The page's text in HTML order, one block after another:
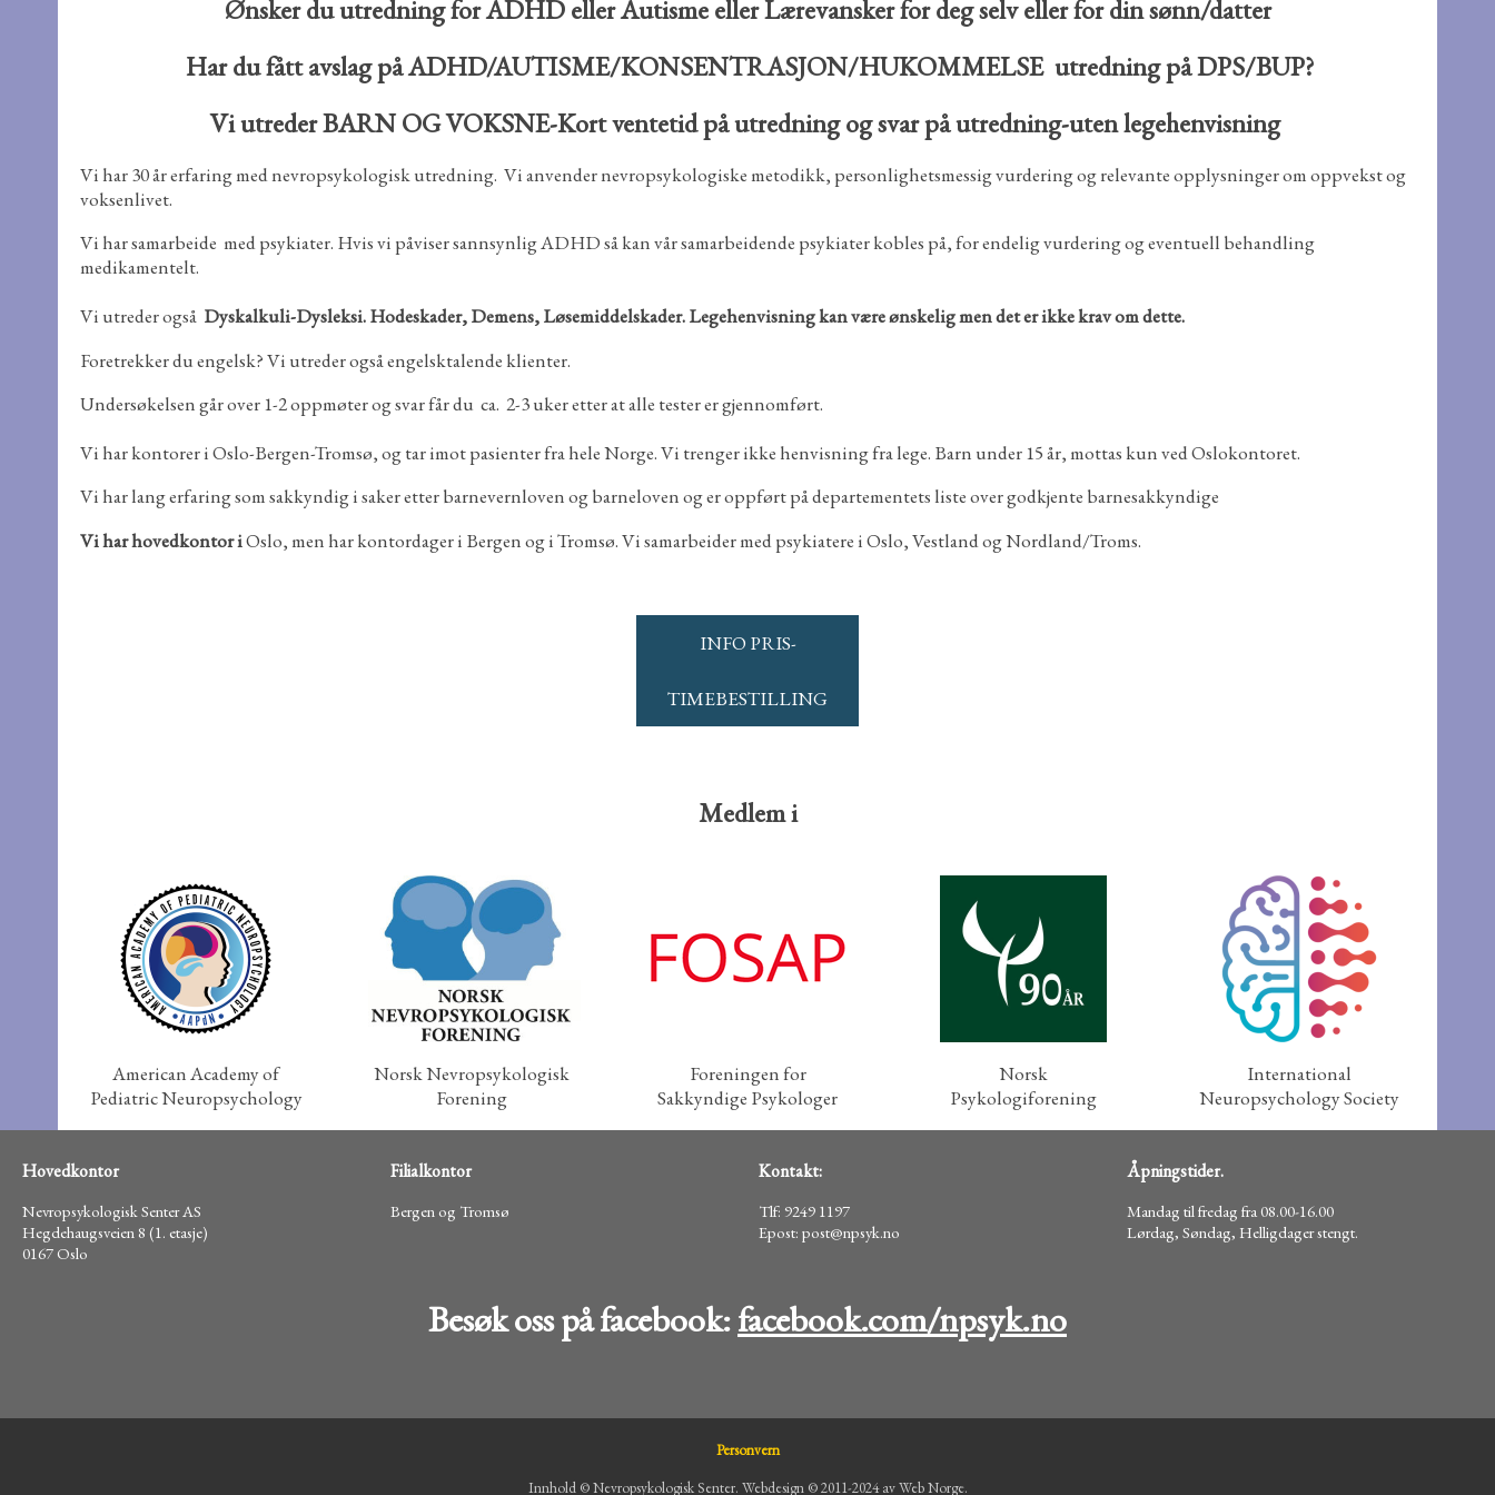
Ønsker du utredning for ADHD eller Autisme eller Lærevansker for deg selv eller for din sønn/datter
Har du fått avslag på ADHD/AUTISME/KONSENTRASJON/HUKOMMELSE utredning på DPS/BUP?
Vi utreder BARN OG VOKSNE-Kort ventetid på utredning og svar på utredning-uten legehenvisning
Vi har 30 år erfaring med nevropsykologisk utredning. Vi anvender nevropsykologiske metodikk, personlighetsmessig vurdering og relevante opplysninger om oppvekst og
voksenlivet.
Vi har samarbeide med psykiater. Hvis vi påviser sannsynlig ADHD så kan vår samarbeidende psykiater kobles på, for endelig vurdering og eventuell behandling
medikamentelt.
Vi utreder også Dyskalkuli-Dysleksi. Hodeskader, Demens, Løsemiddelskader. Legehenvisning kan være ønskelig men det er ikke krav om dette.
Foretrekker du engelsk? Vi utreder også engelsktalende klienter.
Undersøkelsen går over 1-2 oppmøter og svar får du ca. 2-3 uker etter at alle tester er gjennomført.
Vi har kontorer i Oslo-Bergen-Tromsø, og tar imot pasienter fra hele Norge. Vi trenger ikke henvisning fra lege. Barn under 15 år, mottas kun ved Oslokontoret.
Vi har lang erfaring som sakkyndig i saker etter barnevernloven og barneloven og er oppført på departementets liste over godkjente barnesakkyndige
Vi har hovedkontor iOslo, men har kontordager i Bergen og i Tromsø. Vi samarbeider med psykiatere i Oslo, Vestland og Nordland/Troms.
INFO PRIS-
TIMEBESTILLING
Medlem i
American Academy of
Pediatric Neuropsychology
Norsk Nevropsykologisk
Forening
Foreningen for
Sakkyndige Psykologer
Norsk
Psykologiforening
International
Neuropsychology Society
Hovedkontor
Nevropsykologisk Senter AS
Hegdehaugsveien 8 (1. etasje)
0167 Oslo
Filialkontor
Bergen og Tromsø
Kontakt:
Tlf: 9249 1197
Epost: post@npsyk.no
Åpningstider.
Mandag til fredag fra 08.00-16.00
Lørdag, Søndag, Helligdager stengt.
Besøk oss på facebook:facebook.com/npsyk.no
Personvern
Innhold © Nevropsykologisk Senter. Webdesign © 2011-2024 avWeb Norge.